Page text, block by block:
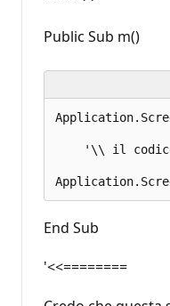
Public Sub m()
'\\ il
End Sub
'<<========